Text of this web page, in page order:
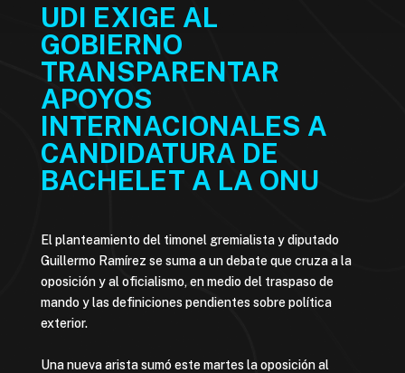
UDI EXIGE AL
GOBIERNO
TRANSPARENTAR
APOYOS
INTERNACIONALES A
CANDIDATURA DE
BACHELET A LA ONU
El planteamiento del timonel gremialista y diputado
Guillermo Ramírez se suma a un debate que cruza a la
oposición y al oficialismo, en medio del traspaso de
mando y las definiciones pendientes sobre política
exterior.
Una nueva arista sumó este martes la oposición al